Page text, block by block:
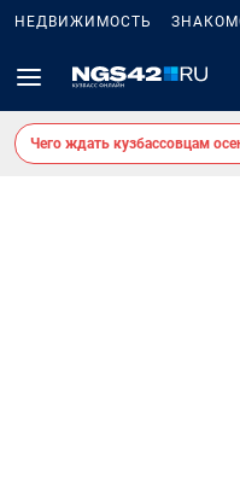
НЕДВИЖИМОСТЬ
Чего ждать кузбассовцам